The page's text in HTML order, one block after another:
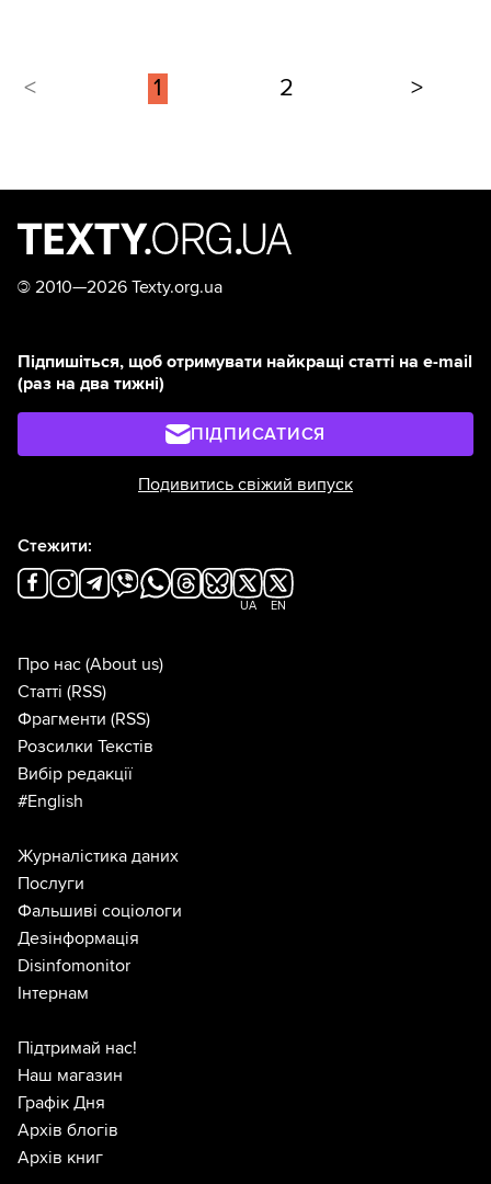
< 1 2 >
© 2010—2026 Texty.org.ua
Підпишіться, щоб отримувати найкращі статті на e-mail
(раз на два тижні)
ПІДПИСАТИСЯ
Подивитись свіжий випуск
Стежити:
UA EN
Про нас (About us)
Статті (RSS)
Фрагменти (RSS)
Розсилки Текстів
Вибір редакції
#English
Журналістика даних
Послуги
Фальшиві соціологи
Дезінформація
Disinfomonitor
Інтернам
Підтримай нас!
Наш магазин
Графік Дня
Архів блогів
Архів книг